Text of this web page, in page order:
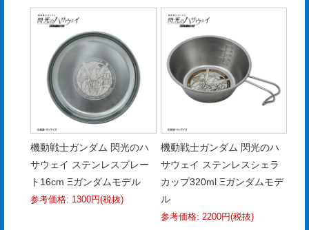
機動戦士ガンダム 閃光のハ
サウェイ ステンレスプレー
ト16cm Ξガンダムモデル
参考価格: 1300円(税抜)
機動戦士ガンダム 閃光のハ
サウェイ ステンレスシェラ
カップ320ml Ξガンダムモデ
ル
参考価格: 2200円(税抜)